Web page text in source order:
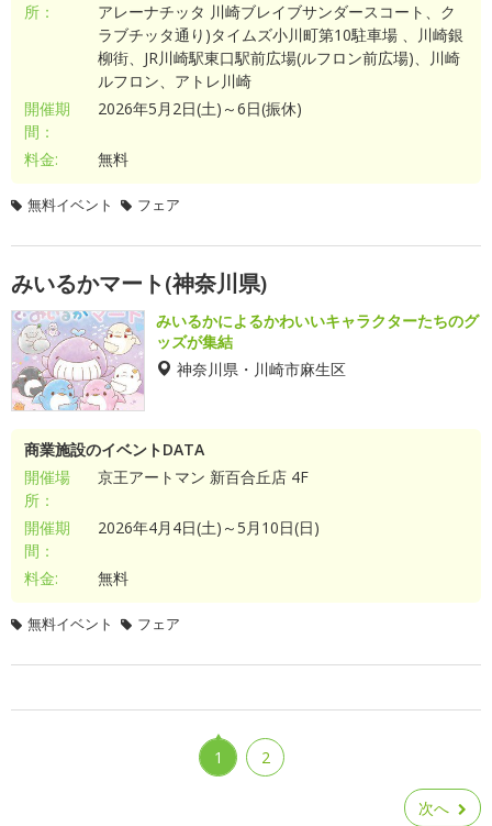
所：
アレーナチッタ 川崎ブレイブサンダースコート、ク
ラブチッタ通り)タイムズ小川町第10駐車場 、川崎銀
柳街、JR川崎駅東口駅前広場(ルフロン前広場)、川崎
ルフロン、アトレ川崎
開催期
間：
2026年5月2日(土)～6日(振休)
料金: 無料
無料イベント フェア
みいるかマート(神奈川県)
みいるかによるかわいいキャラクターたちのグ
ッズが集結
神奈川県・川崎市麻生区
商業施設のイベントDATA
開催場
所：
京王アートマン 新百合丘店 4F
開催期
間：
2026年4月4日(土)～5月10日(日)
料金: 無料
無料イベント フェア
1 2
次へ